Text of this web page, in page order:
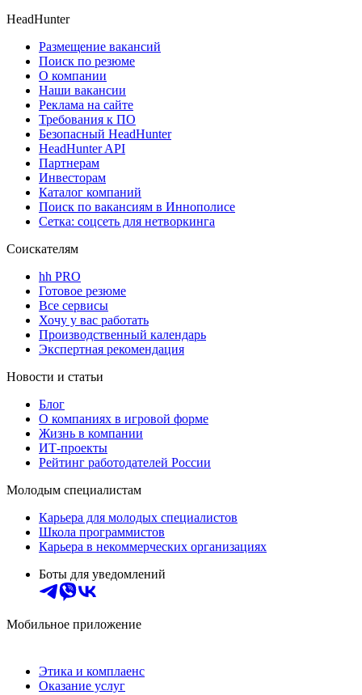
HeadHunter
Размещение вакансий
Поиск по резюме
О компании
Наши вакансии
Реклама на сайте
Требования к ПО
Безопасный HeadHunter
HeadHunter API
Партнерам
Инвесторам
Каталог компаний
Поиск по вакансиям в Иннополисе
Сетка: соцсеть для нетворкинга
Соискателям
hh PRO
Готовое резюме
Все сервисы
Хочу у вас работать
Производственный календарь
Экспертная рекомендация
Новости и статьи
Блог
О компаниях в игровой форме
Жизнь в компании
ИТ-проекты
Рейтинг работодателей России
Молодым специалистам
Карьера для молодых специалистов
Школа программистов
Карьера в некоммерческих организациях
Боты для уведомлений
Мобильное приложение
Этика и комплаенс
Оказание услуг